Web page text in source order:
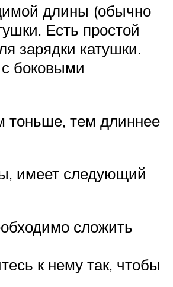
длины (обычно
Есть простой
зарядки катушки.
с боковыми
тоньше, тем длиннее
имеет следующий
сложить
к нему так, чтобы